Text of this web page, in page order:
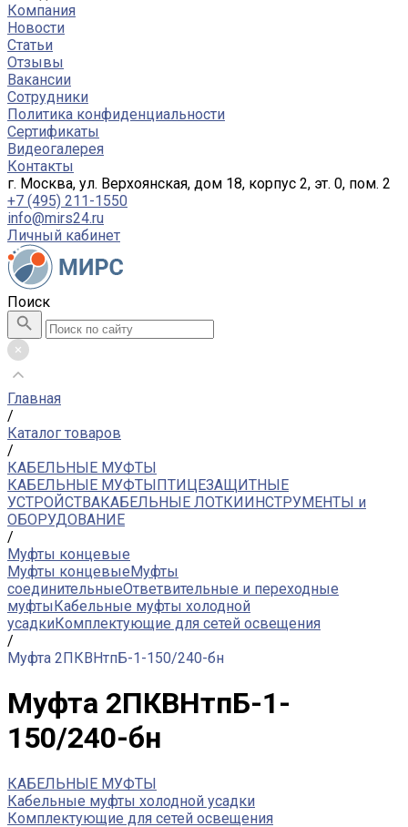
Компания
Новости
Статьи
Отзывы
Вакансии
Сотрудники
Политика конфиденциальности
Сертификаты
Видеогалерея
Контакты
г. Москва, ул. Верхоянская, дом 18, корпус 2, эт. 0, пом. 2
+7 (495) 211-1550
info@mirs24.ru
Личный кабинет
Поиск
Главная
/
Каталог товаров
/
КАБЕЛЬНЫЕ МУФТЫ
КАБЕЛЬНЫЕ МУФТЫПТИЦЕЗАЩИТНЫЕ
УСТРОЙСТВАКАБЕЛЬНЫЕ ЛОТКИИНСТРУМЕНТЫ и
ОБОРУДОВАНИЕ
/
Муфты концевые
Муфты концевыеМуфты
соединительныеОтветвительные и переходные
муфтыКабельные муфты холодной
усадкиКомплектующие для сетей освещения
/
Муфта 2ПКВНтпБ-1-150/240-бн
Муфта 2ПКВНтпБ-1-
150/240-бн
КАБЕЛЬНЫЕ МУФТЫ
Кабельные муфты холодной усадки
Комплектующие для сетей освещения